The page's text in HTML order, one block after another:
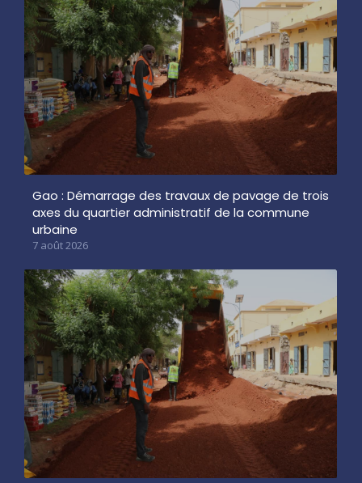
Gao : Démarrage des travaux de pavage de trois
axes du quartier administratif de la commune
urbaine
7 août 2026